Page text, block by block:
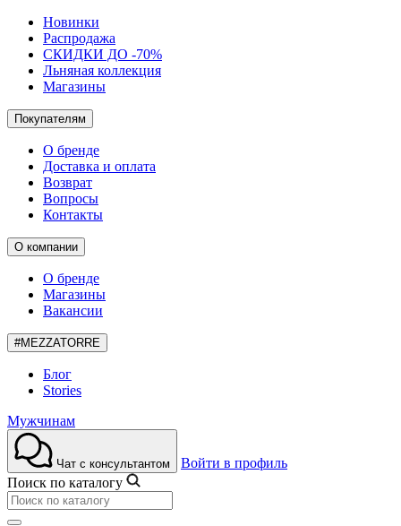
Новинки
Распродажа
СКИДКИ ДО -70%
Льняная коллекция
Магазины
Покупателям
О бренде
Доставка и оплата
Возврат
Вопросы
Контакты
О компании
О бренде
Магазины
Вакансии
#MEZZATORRE
Блог
Stories
Мужчинам
Чат с консультантом
Войти в профиль
Поиск по каталогу